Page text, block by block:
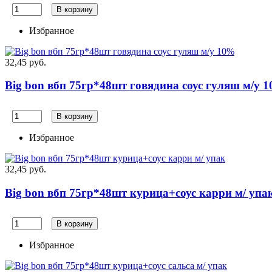
В корзину
Избранное
32,45 руб.
Big bon вбп 75гр*48шт говядина соус гуляш м/у
В корзину
Избранное
32,45 руб.
Big bon вбп 75гр*48шт курица+соус карри м/
В корзину
Избранное